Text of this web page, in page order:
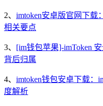
2、 imtoken安卓版官网下载
相关要点
3、 [im钱包苹果]-imToken
背后归属
4、 imtoken钱包安卓下载：
度解析